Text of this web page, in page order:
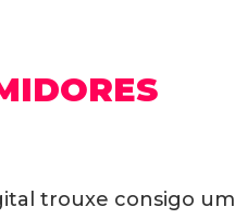
trouxe consigo um